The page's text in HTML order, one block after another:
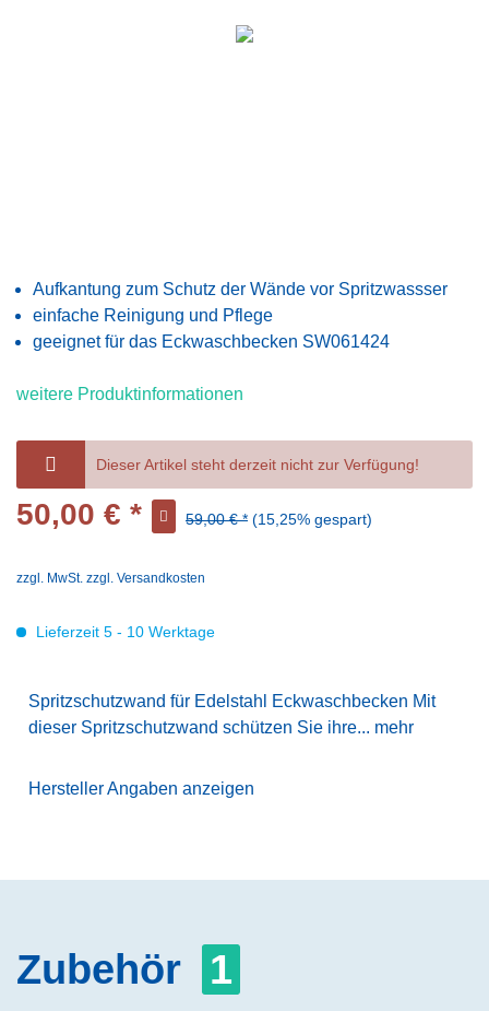
Aufkantung zum Schutz der Wände vor Spritzwassser
einfache Reinigung und Pflege
geeignet für das Eckwaschbecken SW061424
weitere Produktinformationen
Dieser Artikel steht derzeit nicht zur Verfügung!
50,00 € * 59,00 € * (15,25% gespart)
zzgl. MwSt. zzgl. Versandkosten
Lieferzeit 5 - 10 Werktage
Spritzschutzwand für Edelstahl Eckwaschbecken Mit
dieser Spritzschutzwand schützen Sie ihre... mehr
Hersteller Angaben anzeigen
Zubehör 1